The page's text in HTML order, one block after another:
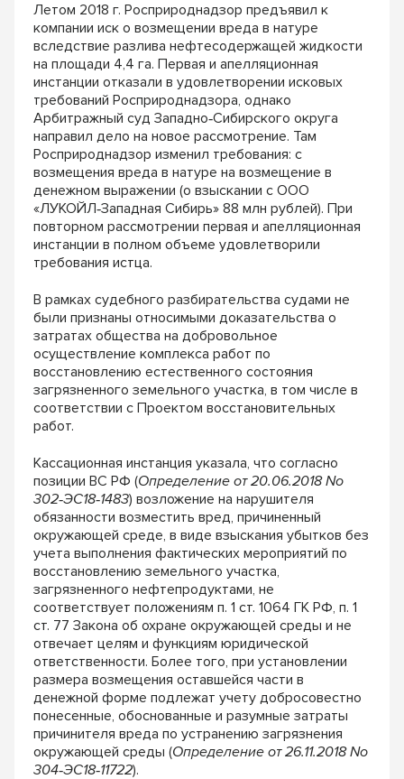
Летом 2018 г. Росприроднадзор предъявил к
компании иск о возмещении вреда в натуре
вследствие разлива нефтесодержащей жидкости
на площади 4,4 га. Первая и апелляционная
инстанции отказали в удовлетворении исковых
требований Росприроднадзора, однако
Арбитражный суд Западно‐Сибирского округа
направил дело на новое рассмотрение. Там
Росприроднадзор изменил требования: с
возмещения вреда в натуре на возмещение в
денежном выражении (о взыскании с ООО
«ЛУКОЙЛ‐Западная Сибирь» 88 млн рублей). При
повторном рассмотрении первая и апелляционная
инстанции в полном объеме удовлетворили
требования истца.
В рамках судебного разбирательства судами не
были признаны относимыми доказательства о
затратах общества на добровольное
осуществление комплекса работ по
восстановлению естественного состояния
загрязненного земельного участка, в том числе в
соответствии с Проектом восстановительных
работ.
Кассационная инстанция указала, что согласно
позиции ВС РФ (Определение от 20.06.2018 No
302‐ЭС18‐1483) возложение на нарушителя
обязанности возместить вред, причиненный
окружающей среде, в виде взыскания убытков без
учета выполнения фактических мероприятий по
восстановлению земельного участка,
загрязненного нефтепродуктами, не
соответствует положениям п. 1 ст. 1064 ГК РФ, п. 1
ст. 77 Закона об охране окружающей среды и не
отвечает целям и функциям юридической
ответственности. Более того, при установлении
размера возмещения оставшейся части в
денежной форме подлежат учету добросовестно
понесенные, обоснованные и разумные затраты
причинителя вреда по устранению загрязнения
окружающей среды (Определение от 26.11.2018 No
304‐ЭС18‐11722).